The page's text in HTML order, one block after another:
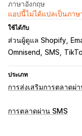
ภาษาอังกฤษ
แอปนี้ไม่ได้แปลเป็นภาษ
ใช้ได้กับ
ส่วนผู้ดูแล Shopify
Omnisend
SMS
ประเภท
การส่งเสริมการตลาดผ่
ประเภทแคมเปญ
การตลาดผ่าน SMS